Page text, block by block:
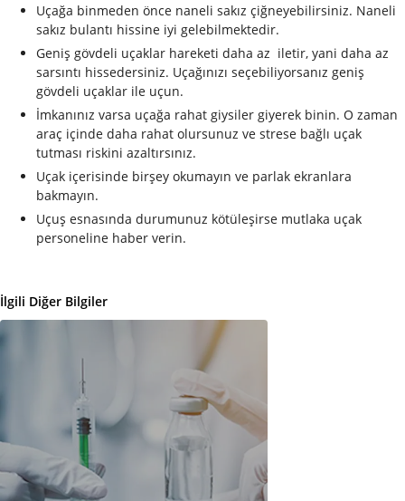
Uçağa binmeden önce naneli sakız çiğneyebilirsiniz. Naneli
sakız bulantı hissine iyi gelebilmektedir.
Geniş gövdeli uçaklar hareketi daha az iletir, yani daha az
sarsıntı hissedersiniz. Uçağınızı seçebiliyorsanız geniş
gövdeli uçaklar ile uçun.
İmkanınız varsa uçağa rahat giysiler giyerek binin. O zaman
araç içinde daha rahat olursunuz ve strese bağlı uçak
tutması riskini azaltırsınız.
Uçak içerisinde birşey okumayın ve parlak ekranlara
bakmayın.
Uçuş esnasında durumunuz kötüleşirse mutlaka uçak
personeline haber verin.
İlgili Diğer Bilgiler